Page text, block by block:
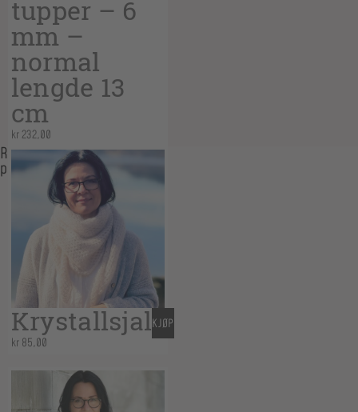
tupper – 6
mm –
normal
lengde 13
cm
kr232,00
Related
products
Krystallsjal
kr85,00
KJØP